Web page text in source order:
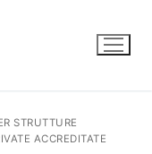
STRUTTURE
ACCREDITATE